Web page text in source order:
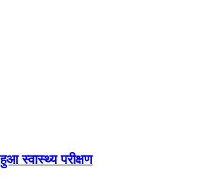
स्वास्थ्य परीक्षण